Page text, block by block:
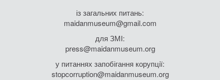
із загальних питань:
maidanmuseum@gmail.com
для ЗМІ:
press@maidanmuseum.org
у питаннях запобігання корупції:
stopcorruption@maidanmuseum.org